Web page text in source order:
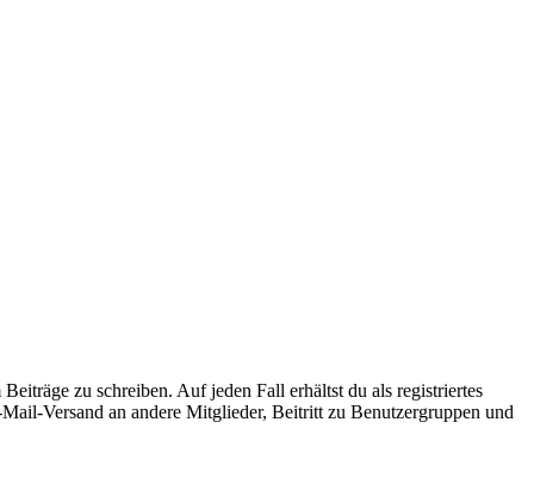
zu schreiben. Auf jeden Fall erhältst du als registriertes
Versand an andere Mitglieder, Beitritt zu Benutzergruppen und